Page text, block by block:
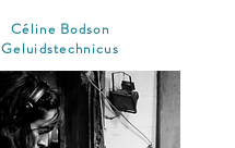
Céline Bodson
Geluidstechnicus